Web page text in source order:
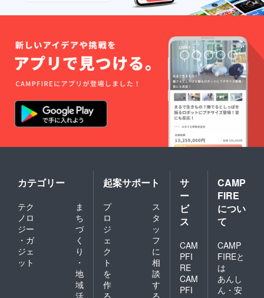
カテゴリー
テク
ノロ
ジー
・ガ
ジェ
ット
ま
ち
づ
く
り
・
地
域
起案サポート
プ
ロ
ジ
ェ
ク
ト
を
作
ス
タ
ッ
フ
に
相
談
す
サ
ー
ビ
ス
CAM
PFI
RE
CAM
PFI
CAMP
FIRE
につい
て
CAMP
FIREと
は
あんし
ん・安